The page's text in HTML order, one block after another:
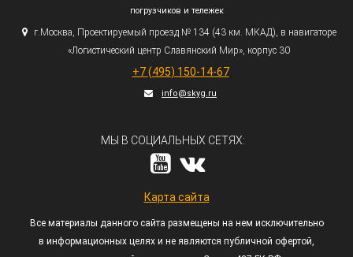
погрузчиков и тележек
г. Москва, Проектируемый проезд № 134 (43км. МКАД), в навигаторе
«Логистический центр Славянский Мир», корпус 30
+7 (495) 150-14-67
info@skyg.ru
МЫ В СОЦИАЛЬНЫХ СЕТЯХ:
Карта сайта
Все материалы данного сайта размещены на нем исключительно
в информационных целях и не являются публичной офертой,